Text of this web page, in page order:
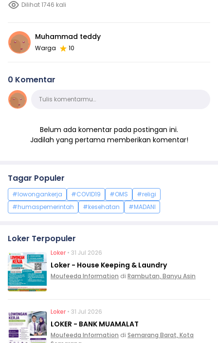
Dilihat 1746 kali
Muhammad teddy
Warga 10
0 Komentar
KomentarTulis komentarmu…
Belum ada komentar pada postingan ini.
Jadilah yang pertama memberikan komentar!
Tagar Populer
#lowongankerja #COVID19 #OMS
#religi
#humaspemerintah
#kesehatan #MADANI
Loker Terpopuler
Loker • 31 Jul 2026
Loker - House Keeping & Laundry
Moufeeda Information di Rambutan, Banyu Asin
Loker • 31 Jul 2026
LOKER - BANK MUAMALAT
Moufeeda Information di Semarang Barat, Kota